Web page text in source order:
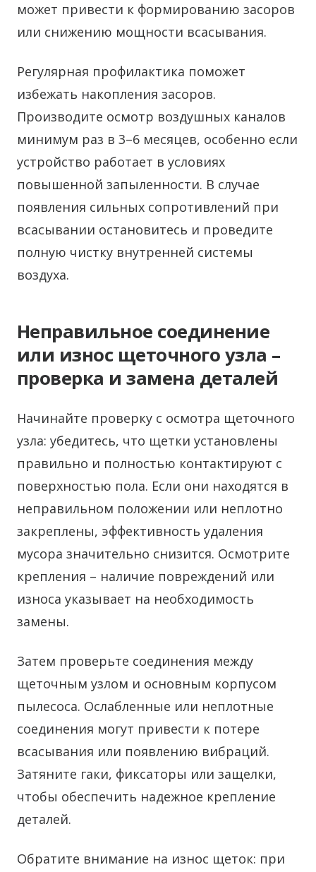
может привести к формированию засоров
или снижению мощности всасывания.
Регулярная профилактика поможет
избежать накопления засоров.
Производите осмотр воздушных каналов
минимум раз в 3–6 месяцев, особенно если
устройство работает в условиях
повышенной запыленности. В случае
появления сильных сопротивлений при
всасывании остановитесь и проведите
полную чистку внутренней системы
воздуха.
Неправильное соединение
или износ щеточного узла –
проверка и замена деталей
Начинайте проверку с осмотра щеточного
узла: убедитесь, что щетки установлены
правильно и полностью контактируют с
поверхностью пола. Если они находятся в
неправильном положении или неплотно
закреплены, эффективность удаления
мусора значительно снизится. Осмотрите
крепления – наличие повреждений или
износа указывает на необходимость
замены.
Затем проверьте соединения между
щеточным узлом и основным корпусом
пылесоса. Ослабленные или неплотные
соединения могут привести к потере
всасывания или появлению вибраций.
Затяните гаки, фиксаторы или защелки,
чтобы обеспечить надежное крепление
деталей.
Обратите внимание на износ щеток: при